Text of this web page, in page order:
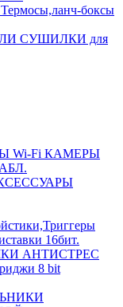
Термосы,ланч-боксы
СУШИЛКИ для
Wi-Fi КАМЕРЫ
16бит.
АНТИСТРЕС
8 bit